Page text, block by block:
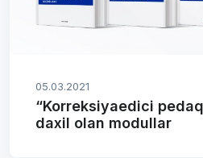
05.03.2021
“Korreksiyaedici
daxil olan modullar